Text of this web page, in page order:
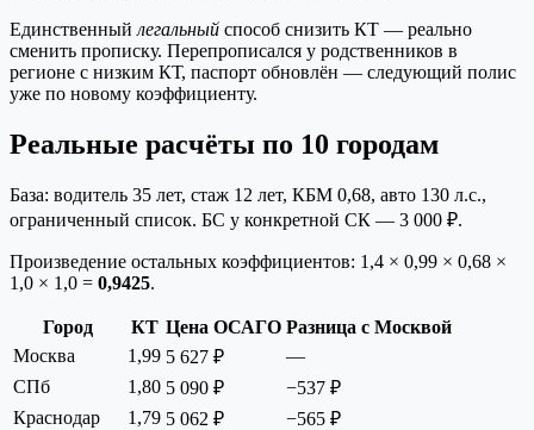
Единственный легальный способ снизить КТ — реально
сменить прописку. Перепрописался у родственников в
регионе с низким КТ, паспорт обновлён — следующий полис
уже по новому коэффициенту.
Реальные расчёты по 10 городам
База: водитель 35 лет, стаж 12 лет, КБМ 0,68, авто 130 л.с.,
ограниченный список. БС у конкретной СК — 3 000 ₽.
Произведение остальных коэффициентов: 1,4 × 0,99 × 0,68 ×
1,0 × 1,0 = 0,9425.
Город КТ Цена ОСАГО Разница с Москвой
Москва
1,99 5 627 ₽
—
СПб
1,80 5 090 ₽
−537 ₽
Краснодар
1,79 5 062 ₽
−565 ₽